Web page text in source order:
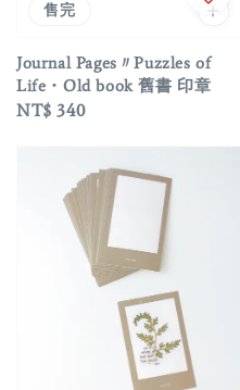
售完
Journal Pages〃Puzzles of
Life・Old book 舊書 印章
Regular
NT$ 340